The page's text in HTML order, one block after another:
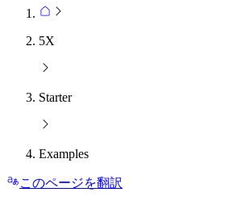
5X
Starter
Examples
このページを翻訳